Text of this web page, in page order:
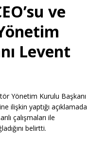
ve
Levent
Yönetim Kurulu Başkanı
ilişkin yaptığı açıklamada
çalışmaları ile
belirtti.